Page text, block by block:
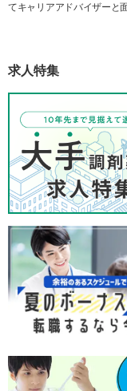
てキャリアアドバイザーと
求人特集